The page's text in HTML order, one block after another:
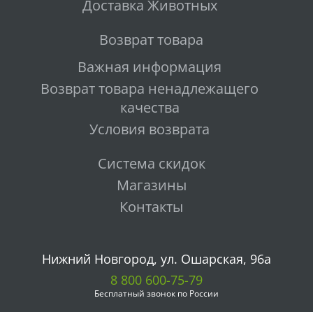
Доставка Животных
Возврат товара
Важная информация
Возврат товара ненадлежащего
качества
Условия возврата
Система скидок
Магазины
Контакты
Нижний Новгород, ул. Ошарская, 96а
8 800 600-75-79
Бесплатный звонок по России